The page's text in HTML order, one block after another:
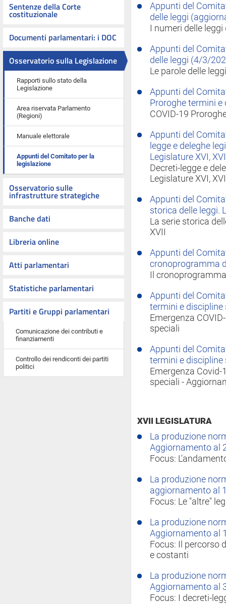
Sentenze della Corte
costituzionale
Documenti parlamentari: i DOC
Osservatorio sulla Legislazione
Rapporti sullo stato della
Legislazione
Area riservata Parlamento
(Regioni)
Manuale elettorale
Appunti del Comitato per la
legislazione
Osservatorio sulle
infrastrutture strategiche
Banche dati
Libreria online
Atti parlamentari
Statistiche parlamentari
Partiti e Gruppi parlamentari
Comunicazione dei contributi e
finanziamenti
Controllo dei rendiconti dei partiti
politici
Appunti del
delle leggi
I numeri delle
Appunti del
delle leggi (4/3/
Le parole delle
Appunti del
Proroghe termini
COVID-19
Appunti del
legge e deleghe
Legislature XVI,
Decreti-legge e
Legislature XVI,
Appunti del
storica delle leggi.
La serie storica
XVII
Appunti del
cronoprogramma
Il
Appunti del
termini e discipline
Emergenza
speciali
Appunti del
termini e
Emergenza
speciali -
XVII LEGISLATURA
La produzione
Aggiornamento al
Focus:
La produzione
aggiornamento al
Focus: Le "altre"
La produzione
Aggiornamento al
Focus: Il percorso
e costanti
La produzione
Aggiornamento al
Focus: I decreti-